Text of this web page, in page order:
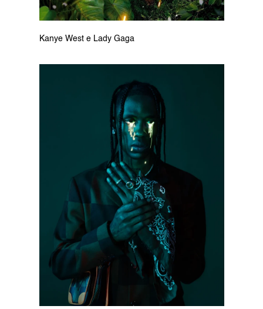
Kanye West e Lady Gaga